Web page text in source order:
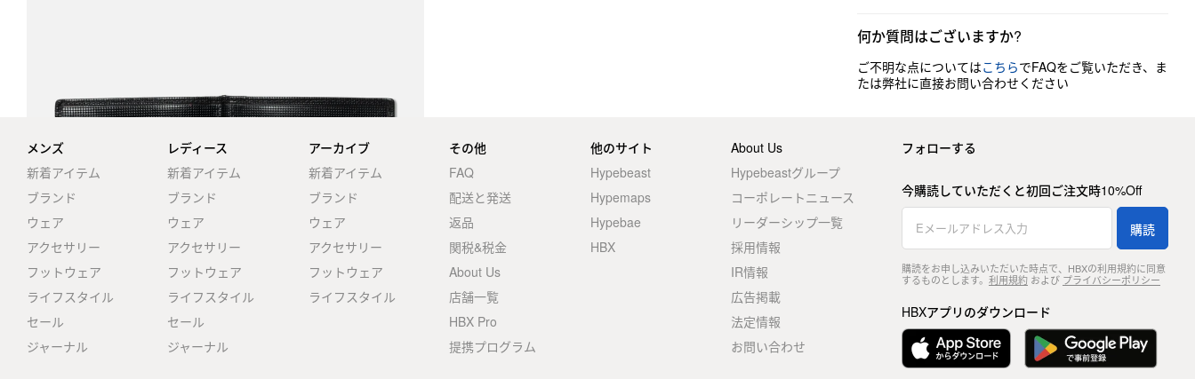
何か質問はございますか?
ご不明な点についてはこちらでFAQをご覧いただき、ま
たは弊社に直接お問い合わせください
メンズ
新着アイテム
ブランド
ウェア
アクセサリー
フットウェア
ライフスタイル
セール
ジャーナル
レディース
新着アイテム
ブランド
ウェア
アクセサリー
フットウェア
ライフスタイル
セール
ジャーナル
アーカイブ
新着アイテム
ブランド
ウェア
アクセサリー
フットウェア
ライフスタイル
その他
FAQ
配送と発送
返品
関税&税金
About Us
店舗一覧
HBX Pro
提携プログラム
他のサイト
Hypebeast
Hypemaps
Hypebae
HBX
About Us
Hypebeastグループ
コーポレートニュース
リーダーシップ一覧
採用情報
IR情報
広告掲載
法定情報
お問い合わせ
フォローする
今購読していただくと初回ご注文時10%Off
購読
購読をお申し込みいただいた時点で、HBXの利用規約に同意
するものとします。 利用規約および プライバシーポリシー
HBXアプリのダウンロード